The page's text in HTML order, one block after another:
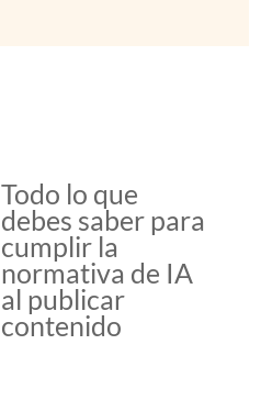
Todo lo que
debes saber para
cumplir la
normativa de IA
al publicar
contenido